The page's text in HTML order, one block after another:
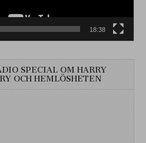
18:38
SPECIAL OM HARRY
OCH HEMLÖSHETEN